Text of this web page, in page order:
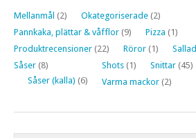
Mellanmål (2) Okategoriserade (2)
Pannkaka, plättar & våfflor (9) Pizza (1)
Produktrecensioner (22) Röror (1) Sallad
Såser (8)
Såser (kalla) (6)
Shots (1) Snittar (45)
Varma mackor (2)